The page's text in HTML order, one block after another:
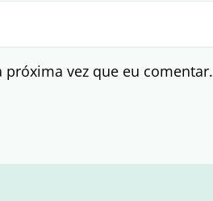
próxima vez que eu comentar.